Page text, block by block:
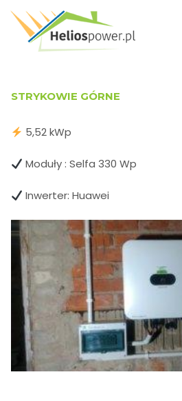
STRYKOWIE GÓRNE
5,52 kWp
Moduły : Selfa 330 Wp
Inwerter: Huawei